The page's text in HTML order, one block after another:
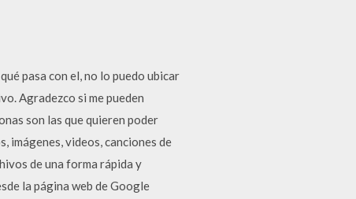
pasa con el, no lo puedo ubicar
Agradezco si me pueden
son las que quieren poder
imágenes, videos, canciones de
de una forma rápida y
la página web de Google